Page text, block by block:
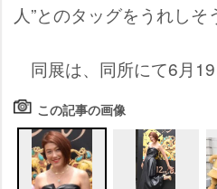
人”とのタッグをうれしそ
同展は、同所にて6月19
この記事の画像